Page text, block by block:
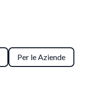
Per le Aziende